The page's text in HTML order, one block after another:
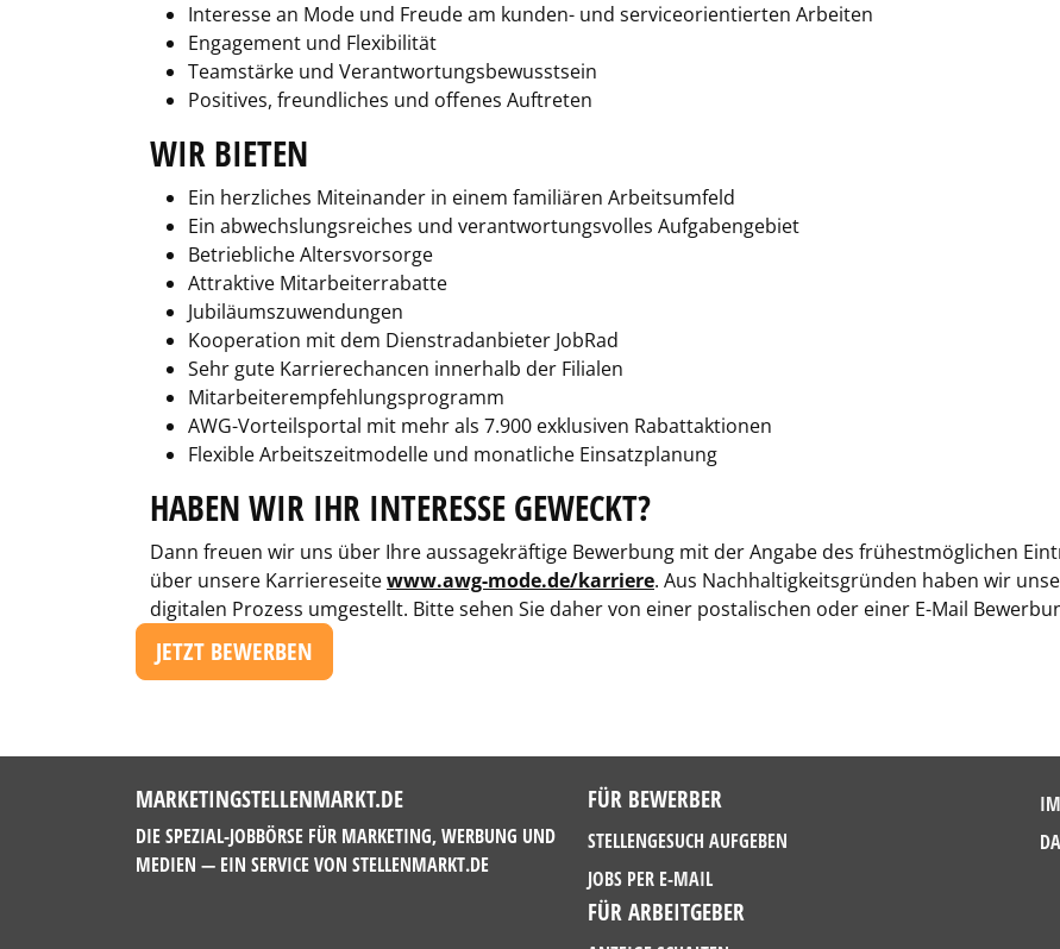
Interesse an Mode und Freude am kunden- und serviceorientierten Arbeiten
Engagement und Flexibilität
Teamstärke und Verantwortungsbewusstsein
Positives, freundliches und offenes Auftreten
WIR BIETEN
Ein herzliches Miteinander in einem familiären Arbeitsumfeld
Ein abwechslungsreiches und verantwortungsvolles Aufgabengebiet
Betriebliche Altersvorsorge
Attraktive Mitarbeiterrabatte
Jubiläumszuwendungen
Kooperation mit dem Dienstradanbieter JobRad
Sehr gute Karrierechancen innerhalb der Filialen
Mitarbeiterempfehlungsprogramm
AWG-Vorteilsportal mit mehr als 7.900 exklusiven Rabattaktionen
Flexible Arbeitszeitmodelle und monatliche Einsatzplanung
HABEN WIR IHR INTERESSE GEWECKT?
Dann freuen wir uns über Ihre aussagekräftige Bewerbung mit der Angabe des frühestmöglichen
über unsere Karriereseitewww.awg-mode.de/karriere. Aus Nachhaltigkeitsgründen haben wir
digitalen Prozess umgestellt. Bitte sehen Sie daher von einer postalischen oder einer E-Mail
JETZT BEWERBEN
MARKETINGSTELLENMARKT.DE
DIE SPEZIAL-JOBBÖRSE FÜR MARKETING, WERBUNG UND
MEDIEN — EIN SERVICE VON STELLENMARKT.DE
FÜR BEWERBER
STELLENGESUCH AUFGEBEN
JOBS PER E-MAIL
FÜR ARBEITGEBER